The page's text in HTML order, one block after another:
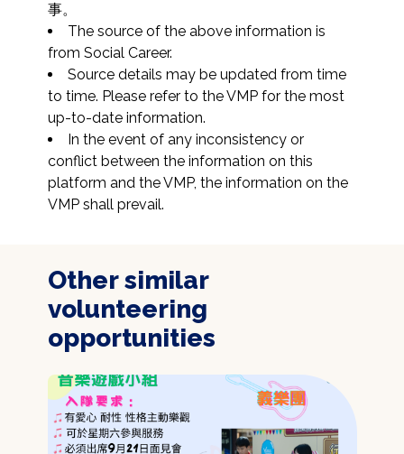
事。
The source of the above information is
from Social Career.
Source details may be updated from time
to time. Please refer to the VMP for the most
up-to-date information.
In the event of any inconsistency or
conflict between the information on this
platform and the VMP, the information on the
VMP shall prevail.
Other similar
volunteering
opportunities